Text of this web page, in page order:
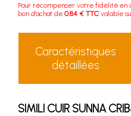
Pour récompenser votre fidélité en
bon d'achat de 0.84 € TTC valable
Caractéristiques
détaillées
SIMILI CUIR SUNNA